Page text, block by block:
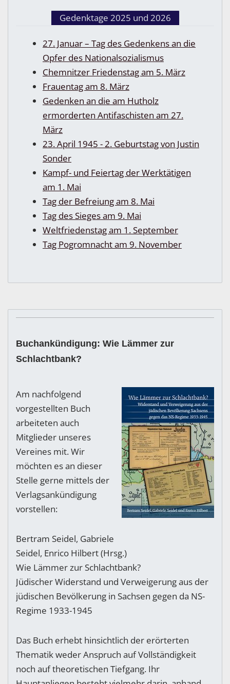
Gedenktage 2025 und 2026
27. Januar – Tag des Gedenkens an die
Opfer des Nationalsozialismus
Chemnitzer Friedenstag am 5. März
Frauentag am 8. März
Gedenken an die am Hutholz
ermorderten Antifaschisten am 27.
März
23. April 1945 - 2. Geburtstag von Justin
Sonder
Kampf- und Feiertag der Werktätigen
am 1. Mai
Tag der Befreiung am 8. Mai
Tag des Sieges am 9. Mai
Weltfriedenstag am 1. September
Tag Pogromnacht am 9. November
Buchankündigung: Wie Lämmer zur
Schlachtbank?
Am nachfolgend
vorgestellten Buch
arbeiteten auch
Mitglieder unseres
Vereines mit. Wir
möchten es an dieser
Stelle gerne mittels der
Verlagsankündigung
vorstellen:
Bertram Seidel, Gabriele
Seidel, Enrico Hilbert (Hrsg.)
Wie Lämmer zur Schlachtbank?
Jüdischer Widerstand und Verweigerung aus der
jüdischen Bevölkerung in Sachsen gegen da NS-
Regime 1933-1945
Das Buch erhebt hinsichtlich der erörterten
Thematik weder Anspruch auf Vollständigkeit
noch auf theoretischen Tiefgang. Ihr